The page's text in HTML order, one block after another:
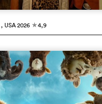
, USA 2026 c4,9